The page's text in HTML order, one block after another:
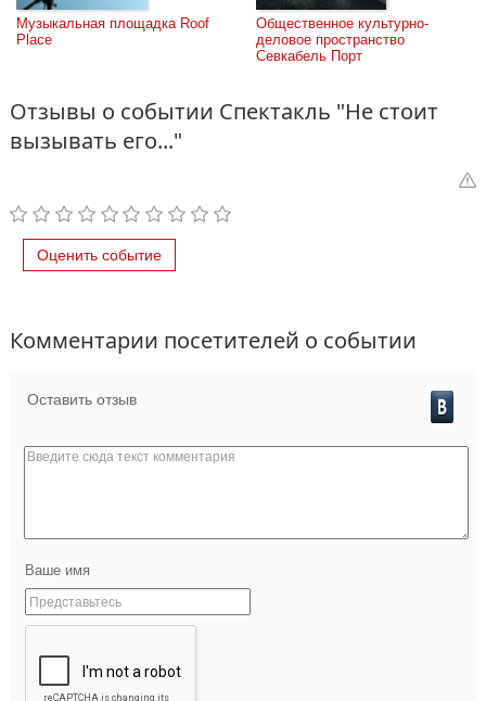
Музыкальная площадка Roof
Place
Общественное культурно-
деловое пространство
Севкабель Порт
Отзывы о событии Спектакль "Не стоит
вызывать его..."
Оценить событие
Комментарии посетителей о событии
Оставить отзыв
Ваше имя